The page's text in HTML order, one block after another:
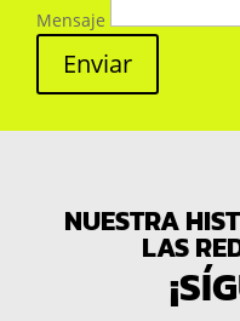
Mensaje
Enviar
NUESTRA
LAS